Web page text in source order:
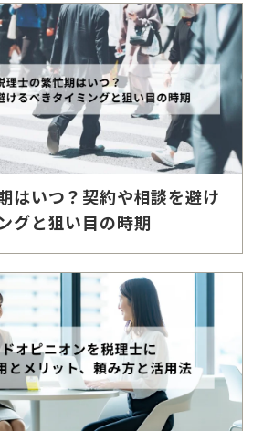
はいつ？契約や相談を避け
グと狙い目の時期